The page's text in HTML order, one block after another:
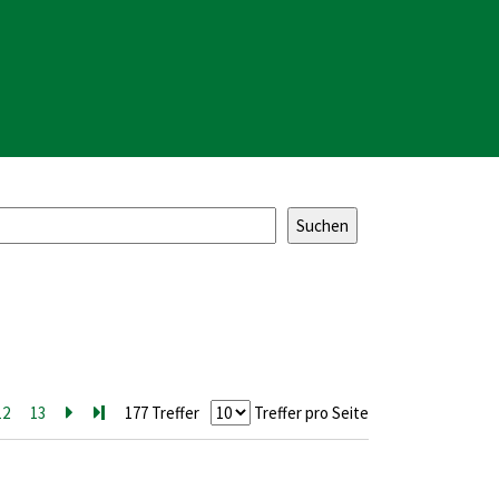
13 Zur nächsten Seite blättern
Zur letzten Seite blättern
177 Treffer Treffer pro Seite